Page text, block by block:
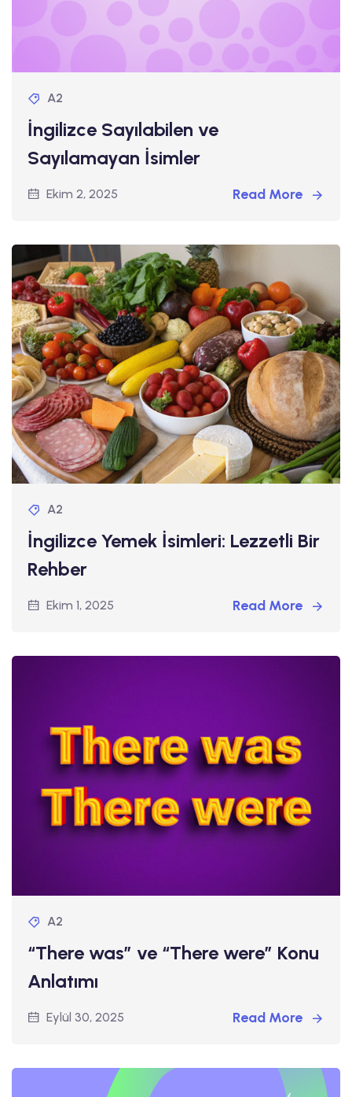
A2
İngilizce Sayılabilen ve
Sayılamayan İsimler
Ekim 2, 2025 Read More
A2
İngilizce Yemek İsimleri: Lezzetli Bir
Rehber
Ekim 1, 2025 Read More
A2
“There was” ve “There were” Konu
Anlatımı
Eylül 30, 2025 Read More